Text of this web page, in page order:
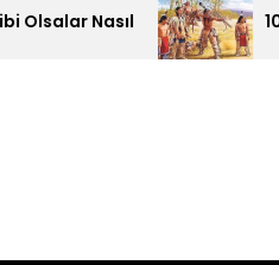
10 Kızılderili Kabilesi